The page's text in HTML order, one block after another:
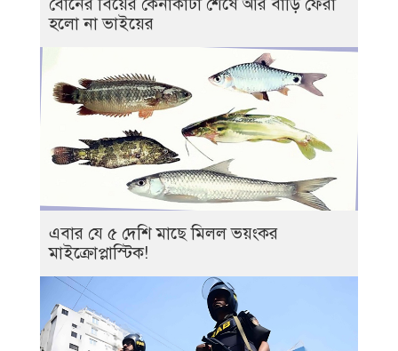
বোনের বিয়ের কেনাকাটা শেষে আর বাড়ি ফেরা
হলো না ভাইয়ের
এবার যে ৫ দেশি মাছে মিলল ভয়ংকর
মাইক্রোপ্লাস্টিক!